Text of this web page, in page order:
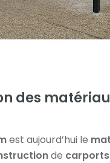
des
est aujourd’hui le
de carports